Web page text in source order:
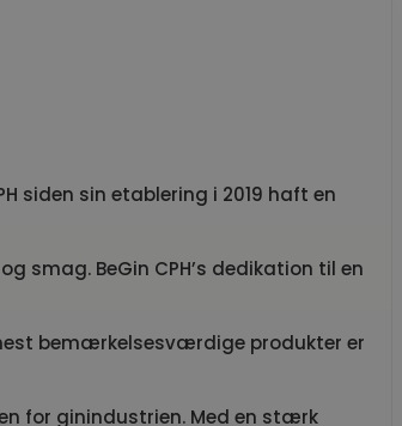
siden sin etablering i 2019 haft en
smag. BeGin CPH’s dedikation til en
bemærkelsesværdige produkter er
for ginindustrien. Med en stærk